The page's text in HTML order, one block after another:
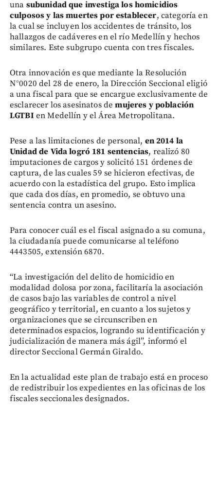
una subunidad que investiga los homicidios
culposos y las muertes por establecer, categoría en
la cual se incluyen los accidentes de tránsito, los
hallazgos de cadáveres en el río Medellín y hechos
similares. Este subgrupo cuenta con tres fiscales.
Otra innovación es que mediante la Resolución
N°0020 del 28 de enero, la Dirección Seccional eligió
a una fiscal para que se encargue exclusivamente de
esclarecer los asesinatos demujeres y población
LGTBI en Medellín y el Área Metropolitana.
Pese a las limitaciones de personal, en 2014 la
Unidad de Vida logró 181 sentencias, realizó 80
imputaciones de cargos y solicitó 151 órdenes de
captura, de las cuales 59 se hicieron efectivas, de
acuerdo con la estadística del grupo. Esto implica
que cada dos días, en promedio, se obtuvo una
sentencia contra un asesino.
Para conocer cuál es el fiscal asignado a su comuna,
la ciudadanía puede comunicarse al teléfono
4443505, extensión 6870.
“La investigación del delito de homicidio en
modalidad dolosa por zona, facilitaría la asociación
de casos bajo las variables de control a nivel
geográfico y territorial, en cuanto a los sujetos y
organizaciones que se circunscriben en
determinados espacios, logrando su identificación y
judicialización de manera más ágil”, informó el
director Seccional Germán Giraldo.
En la actualidad este plan de trabajo está en proceso
de redistribuir los expedientes en las oficinas de los
fiscales seccionales designados.